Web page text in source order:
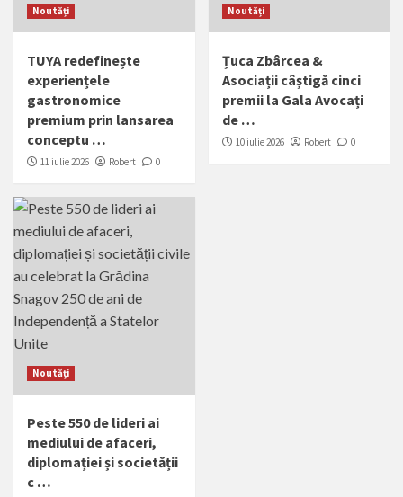
Noutăți
TUYA redefinește
experiențele
gastronomice
premium prin lansarea
conceptu …
11 iulie 2026 Robert 0
Noutăți
Țuca Zbârcea &
Asociații câștigă cinci
premii la Gala Avocați
de …
10 iulie 2026 Robert 0
Noutăți
Peste 550 de lideri ai
mediului de afaceri,
diplomației și societății
c …